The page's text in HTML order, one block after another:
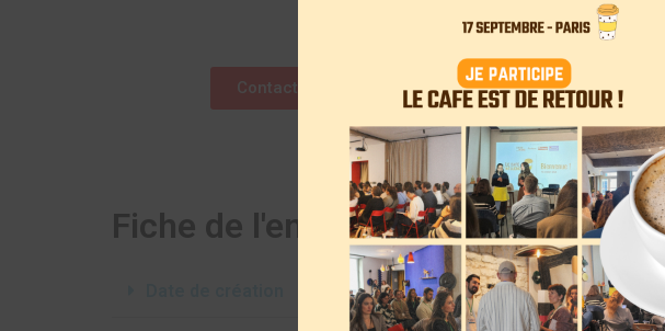
Contactez l'agence
Fiche de l'entreprise